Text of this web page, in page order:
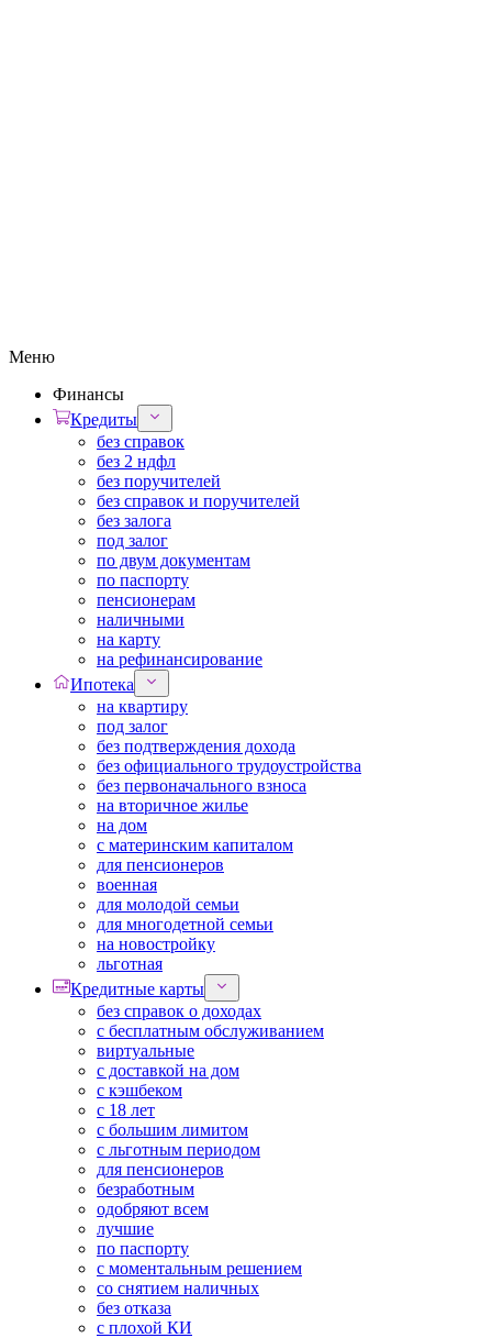
Меню
Финансы
Кредиты
без справок
без 2 ндфл
без поручителей
без справок и поручителей
без залога
под залог
по двум документам
по паспорту
пенсионерам
наличными
на карту
на рефинансирование
Ипотека
на квартиру
под залог
без подтверждения дохода
без официального трудоустройства
без первоначального взноса
на вторичное жилье
на дом
с материнским капиталом
для пенсионеров
военная
для молодой семьи
для многодетной семьи
на новостройку
льготная
Кредитные карты
без справок о доходах
с бесплатным обслуживанием
виртуальные
с доставкой на дом
с кэшбеком
с 18 лет
с большим лимитом
с льготным периодом
для пенсионеров
безработным
одобряют всем
лучшие
по паспорту
с моментальным решением
со снятием наличных
без отказа
с плохой КИ